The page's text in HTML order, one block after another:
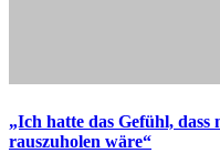
„Ich hatte das Gefühl, dass
rauszuholen wäre“